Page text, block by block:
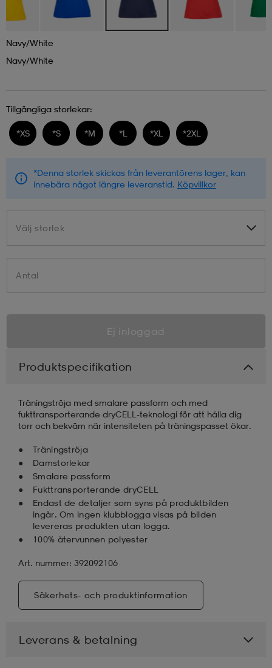
Navy/white
Navy/white
Tillgängliga storlekar:
*XS *S *M *L *XL *2XL
*Denna storlek skickas från leverantörens lager, kan
innebära något längre leveranstid. Köpvillkor
Välj storlek
Välj storlek
Antal
Ej inloggad
Produktspecifikation
Träningströja med smalare passform och med
fukttransporterande dryCELL-teknologi för att hålla dig
torr och bekväm när intensiteten på träningspasset ökar.
Träningströja
Damstorlekar
Smalare passform
Fukttransporterande dryCELL
Endast de detaljer som syns på produktbilden
ingår. Om ingen klubblogga visas på bilden
levereras produkten utan logga.
100% återvunnen polyester
Art. nummer: 392092106
Säkerhets- och produktinformation
Leverans & betalning